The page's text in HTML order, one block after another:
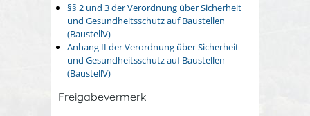
§§ 2 und 3 der Verordnung über Sicherheit
und Gesundheitsschutz auf Baustellen
(BaustellV)
Anhang II der Verordnung über Sicherheit
und Gesundheitsschutz auf Baustellen
(BaustellV)
Freigabevermerk